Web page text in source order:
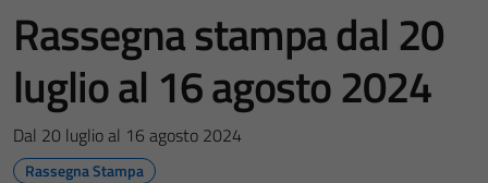
Rassegna stampa dal 20
luglio al 16 agosto 2024
Dal 20 luglio al 16 agosto 2024
Rassegna Stampa